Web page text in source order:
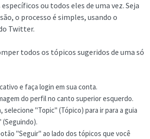
ou todos eles de uma vez. Seja
o processo é simples, usando o
Twitter.
todos os tópicos sugeridos de uma só
e faça login em sua conta.
do perfil no canto superior esquerdo.
selecione "Topic" (Tópico) para ir para a guia
"Seguir" ao lado dos tópicos que você